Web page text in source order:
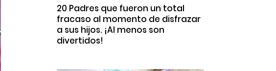
20 Padres que fueron un total
fracaso al momento de disfrazar
a sus hijos. ¡Al menos son
divertidos!